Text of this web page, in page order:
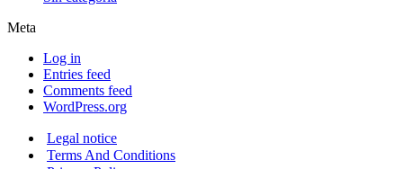
Meta
Log in
Entries feed
Comments feed
WordPress.org
Legal notice
Terms And Conditions